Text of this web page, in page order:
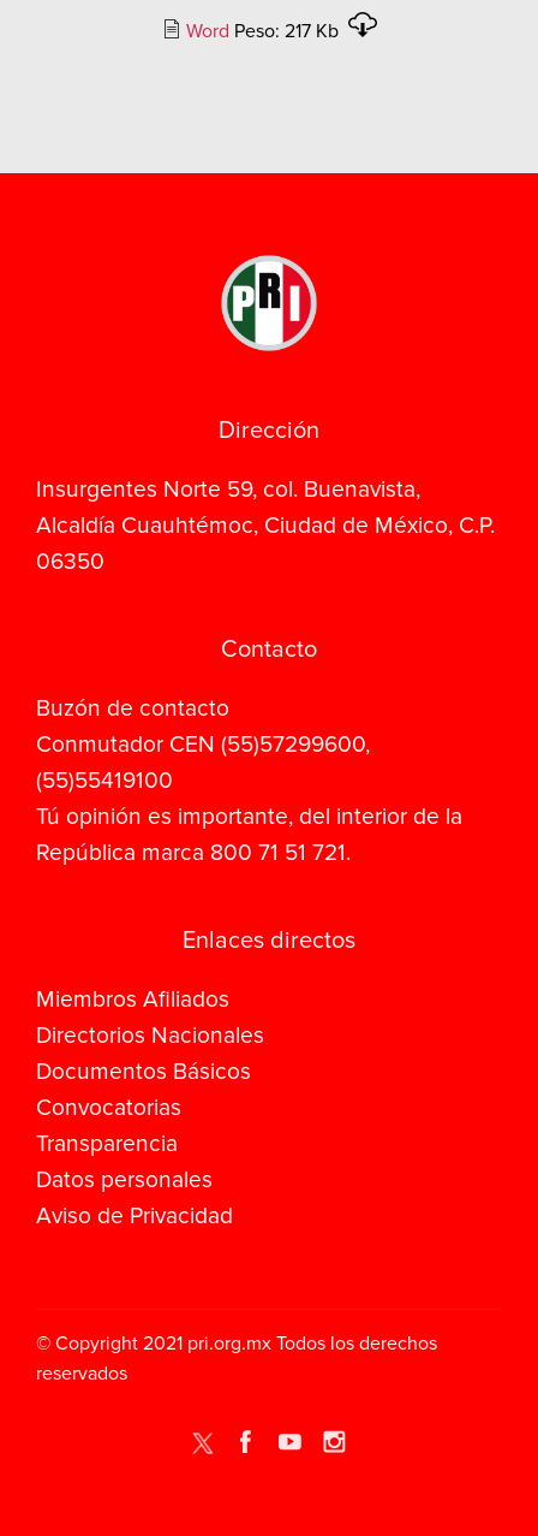
Word Peso: 217 Kb
Dirección
Insurgentes Norte 59, col. Buenavista,
Alcaldía Cuauhtémoc, Ciudad de México, C.P.
06350
Contacto
Buzón de contacto
Conmutador CEN (55)57299600,
(55)55419100
Tú opinión es importante, del interior de la
República marca 800 71 51 721.
Enlaces directos
Miembros Afiliados
Directorios Nacionales
Documentos Básicos
Convocatorias
Transparencia
Datos personales
Aviso de Privacidad
© Copyright 2021 pri.org.mx Todos los derechos
reservados